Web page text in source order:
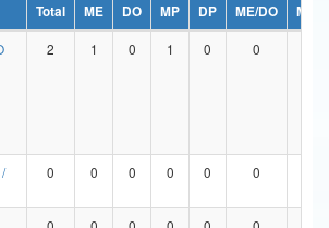
Inovações e Comunicações
Regional
Total ME DO MP DP ME/DO
MP/
2 1 0 1 0 0
0 0 0 0 0 0